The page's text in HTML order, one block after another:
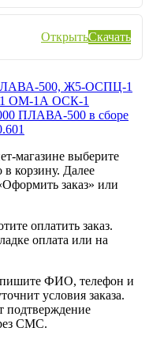
ОткрытьСкачать
500, Ж5-ОСПЦ-1
1 ОМ-1А ОСК-1
ПЛАВА-500 в сборе
магазине выберите
в корзину. Далее
заказ» или
оплатить заказ.
оплата или на
ФИО, телефон и
условия заказа.
подтверждение
СМС.